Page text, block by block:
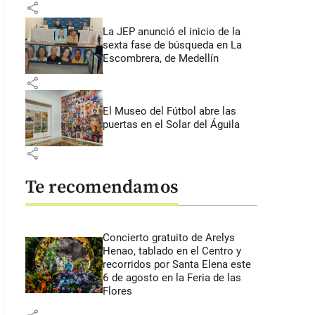
share
La JEP anunció el inicio de la
sexta fase de búsqueda en La
Escombrera, de Medellín
share
El Museo del Fútbol abre las
puertas en el Solar del Águila
share
Te recomendamos
Concierto gratuito de Arelys
Henao, tablado en el Centro y
recorridos por Santa Elena este
6 de agosto en la Feria de las
Flores